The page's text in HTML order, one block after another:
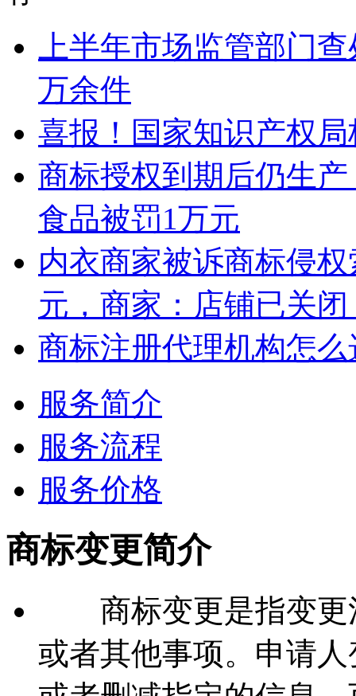
上半年市场监管部门
万余件
喜报！国家知识产权
商标授权到期后仍生
食品被罚1万元
内衣商家被诉商标侵
元，商家：店铺已关
商标注册代理机构怎么
服务简介
服务流程
服务价格
商标变更简介
商标变更是指变更
或者其他事项。申请